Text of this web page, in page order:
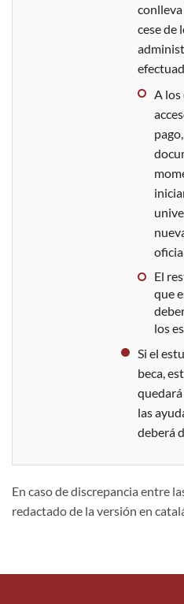
conlleva
cese de
A
El
que
los
Si el
beca,
las
deberá
En caso de discrepancia entre
redactado de la versión en